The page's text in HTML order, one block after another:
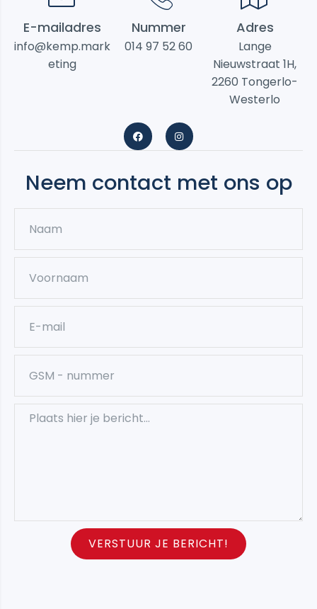
E-mailadres
info@kemp.mark
eting
Nummer
014 97 52 60
Adres
Lange
Nieuwstraat 1H,
2260 Tongerlo-
Westerlo
Neem contact met ons op
VERSTUUR JE BERICHT!